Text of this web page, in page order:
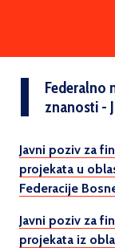
Federalno
znanosti -
Javni poziv za
projekata u
Federacije
Javni poziv za
projekata iz